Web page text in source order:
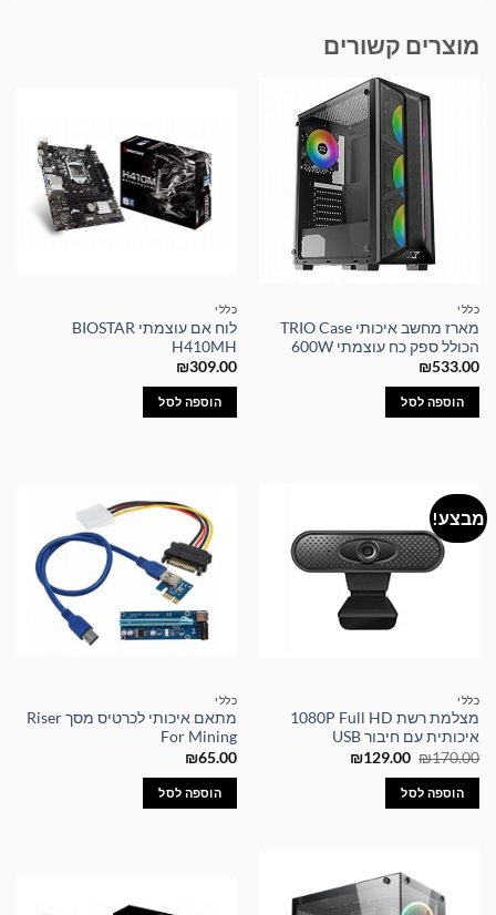
מוצרים קשורים
כללי
מארז מחשב איכותי TRIO Case
הכולל ספק כח עוצמתי 600W
₪533.00
הוספה לסל
כללי
לוח אם עוצמתי BIOSTAR
H410MH
₪309.00
הוספה לסל
מבצע!
כללי
מצלמת רשת 1080P Full HD
איכותית עם חיבור USB
₪170.00
המחיר
היה:
₪170.00.
₪129.00
המחיר
הוספה לסל
כללי
מתאם איכותי לכרטיס מסך Riser
For Mining
₪65.00
הוספה לסל